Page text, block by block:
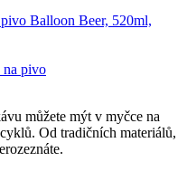
Balloon Beer, 520ml,
můžete mýt v myčce na
Od tradičních materiálů,